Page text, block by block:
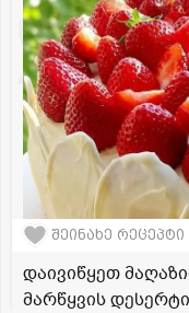
შეინახე რეცეპტი
დაივიწყეთ
მარწყვის